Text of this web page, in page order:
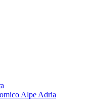
Alpe Adria